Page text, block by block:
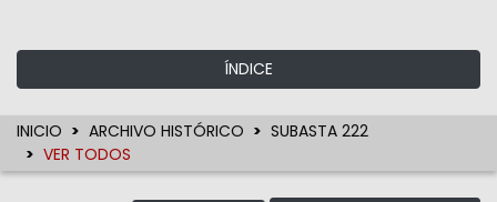
ÍNDICE
INICIO ARCHIVO HISTÓRICO
SUBASTA 222
VER TODOS